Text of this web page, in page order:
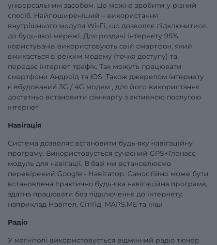
універсальним засобом. Це можна зробити у різний
спосіб. Найпоширеніший – використання
внутрішнього модуля Wi-Fi, що дозволяє підключитися
до будь-якої мережі. Для роздачі інтернету 95%
користувачів використовують свій смартфон, який
вмикається в режим модему (точка доступу) та
передає інтернет трафік. Так можуть працювати
смартфони Андроїд та IOS. Також джерелом інтернету
є вбудований 3G / 4G модем , для його використання
достатньо встановити сім-карту з активною послугою
інтернет
Навігація
Система дозволяє встановити будь-яку навігаційну
програму. Використовується сучасний GPS+Глонасс
модуль для навігації. В базі ми встановлюємо
перевірений Google - Навігатор. Самостійно може бути
встановлена практично будь-яка навігаційна програма,
здатна працювати без підключення до інтернету,
наприклад Навітел, СітіГід, MAPS.ME та інші
Радіо
У магнітолі використовується відмінний радіо тюнер